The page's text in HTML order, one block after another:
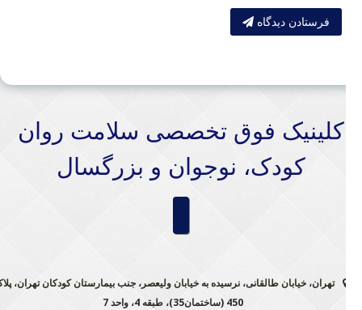
فرستادن دیدگاه
کلینیک فوق تخصصی سلامت روان
کودک، نوجوان و بزرگسال
تهران، خیابان طالقانی، نرسیده به خیابان ولیعصر، جنب بیمارستان کودکان تهران، پلاک
450 (ساختمان35)، طبقه 4، واحد 7